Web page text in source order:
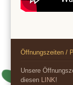
Öffnungszeiten /
Unsere
diesen LINK!